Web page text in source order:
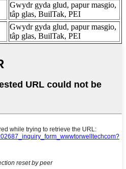
Gwydr gyda glud, papur masgio,
tâp glas, BuilTak, PEI
Gwydr gyda glud, papur masgio,
tâp glas, BuilTak, PEI